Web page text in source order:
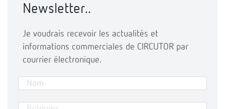
Newsletter..
Je voudrais recevoir les actualités et
informations commerciales de CIRCUTOR par
courrier électronique.